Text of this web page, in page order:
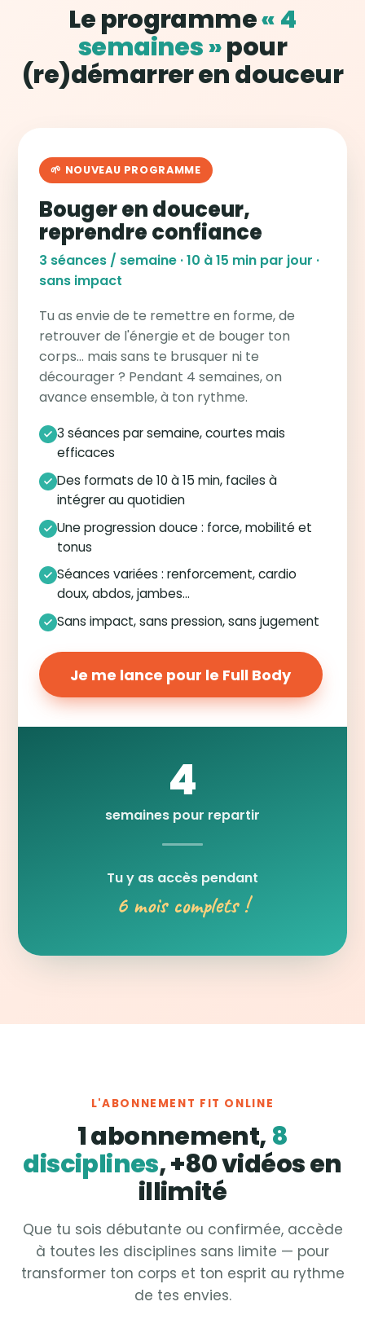
Le programme« 4
semaines »pour
(re)démarrer en douceur
🌱 NOUVEAU PROGRAMME
Bouger en douceur,
reprendre confiance
3 séances / semaine · 10 à 15 min par jour ·
sans impact
Tu as envie de te remettre en forme, de
retrouver de l'énergie et de bouger ton
corps… mais sans te brusquer ni te
décourager ? Pendant 4 semaines, on
avance ensemble, à ton rythme.
3 séances par semaine, courtes mais
efficaces
Des formats de 10 à 15 min, faciles à
intégrer au quotidien
Une progression douce : force, mobilité et
tonus
Séances variées : renforcement, cardio
doux, abdos, jambes…
Sans impact, sans pression, sans jugement
Je me lance pour le Full Body
4
semaines pour repartir
Tu y as accès pendant
6 mois complets !
L'ABONNEMENT FIT ONLINE
1 abonnement, 8
disciplines, +80 vidéos en
illimité
Que tu sois débutante ou confirmée, accède
à toutes les disciplines sans limite — pour
transformer ton corps et ton esprit au rythme
de tes envies.